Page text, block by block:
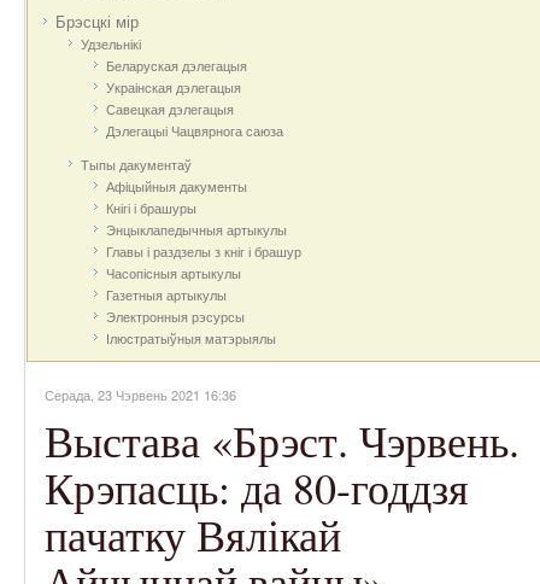
Брэсцкі мір
Удзельнікі
Беларуская дэлегацыя
Украінская дэлегацыя
Савецкая дэлегацыя
Дэлегацыі Чацвярнога саюза
Тыпы дакументаў
Афіцыйныя дакумeнты
Кнігі і брашуры
Энцыклапедычныя артыкулы
Главы і раздзелы з кніг і брашур
Часопісныя артыкулы
Газетныя артыкулы
Электронныя рэсурсы
Ілюстратыўныя матэрыялы
Серада, 23 Чэрвень 2021 16:36
Выстава «Брэст. Чэрвень.
Крэпасць: да 80-годдзя
пачатку Вялікай